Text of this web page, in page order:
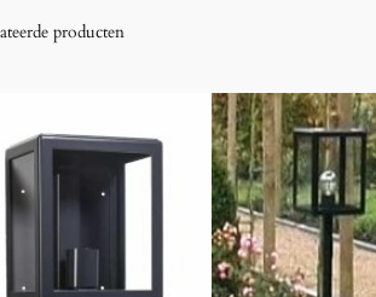
producten